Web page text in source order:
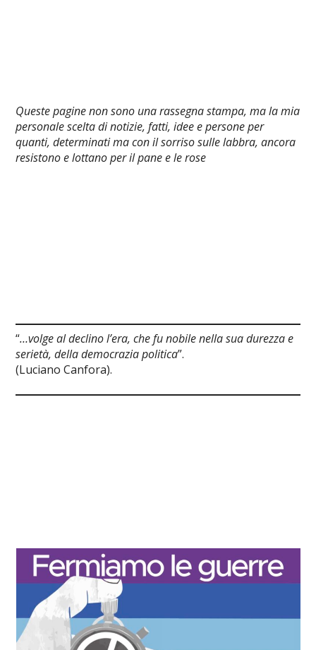
Queste pagine non sono una rassegna stampa, ma la mia
personale scelta di notizie, fatti, idee e persone per
quanti, determinati ma con il sorriso sulle labbra, ancora
resistono e lottano per il pane e le rose
“…volge al declino l’era, che fu nobile nella sua durezza e
serietà, della democrazia politica”.
(Luciano Canfora).